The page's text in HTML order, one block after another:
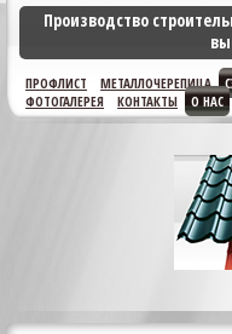
Производство
ПРОФЛИСТ МЕТАЛЛОЧЕРЕПИЦА
ФОТОГАЛЕРЕЯ
КОНТАКТЫ О НАС